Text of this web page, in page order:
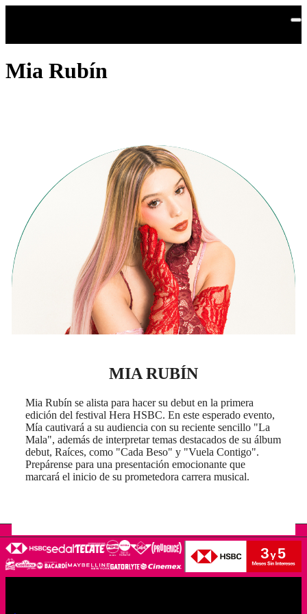
Mia Rubín
MIA RUBÍN
Mia Rubín se alista para hacer su debut en la primera
edición del festival Hera HSBC. En este esperado evento,
Mía cautivará a su audiencia con su reciente sencillo "La
Mala", además de interpretar temas destacados de su álbum
debut, Raíces, como "Cada Beso" y "Vuela Contigo".
Prepárense para una presentación emocionante que
marcará el inicio de su prometedora carrera musical.